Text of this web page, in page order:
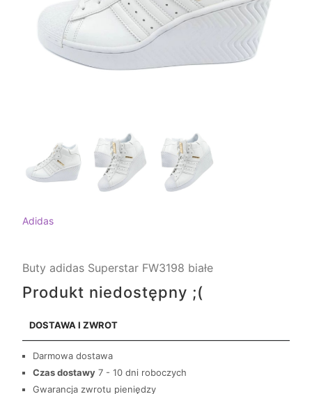
Adidas
Buty adidas Superstar FW3198 białe
Produkt niedostępny ;(
DOSTAWA I ZWROT
Darmowa dostawa
Czas dostawy 7 - 10 dni roboczych
Gwarancja zwrotu pieniędzy